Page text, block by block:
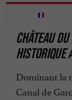
CHÂTEAU
HISTORIQUE
Dominant la
Canal de